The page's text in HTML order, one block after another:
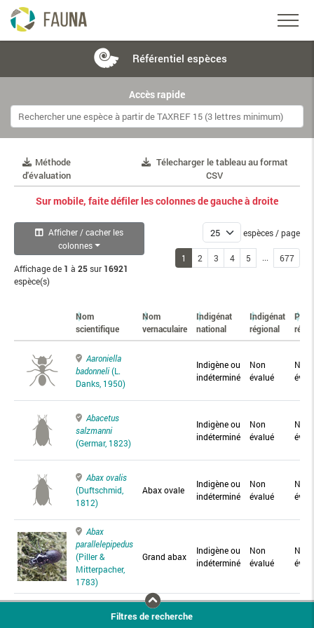
Référentiel espèces
Accès rapide
Méthode
d'évaluation
Télecharger le tableau au format
CSV
Sur mobile, faite défiler les colonnes de gauche à droite
Afficher / cacher les
colonnes
Affichage de 1 à 25sur 16921
espèce(s)
espèces / page
1 2 3 4 5 ... 677
Nom
scientifique
Nom
vernaculaire
Indigénat
national
Indigénat
régional
Aaroniella
badonneli(L.
Danks, 1950)
Indigène ou
indéterminé
Non
évalué
Non
Abacetus
salzmanni
(Germar, 1823)
Indigène ou
indéterminé
Non
évalué
Non
Abax ovalis
(Duftschmid,
1812)
Abax ovale
Indigène ou
indéterminé
Non
évalué
Non
Abax
parallelepipedus
(Piller &
Mitterpacher,
1783)
Grand abax
Indigène ou
indéterminé
Non
évalué
Non
Abax
Abax
Filtres de recherche